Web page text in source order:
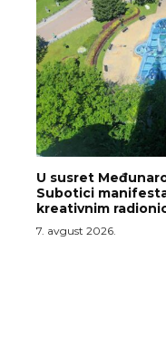
U susret
Subotici
kreativnim
7. avgust 2026.